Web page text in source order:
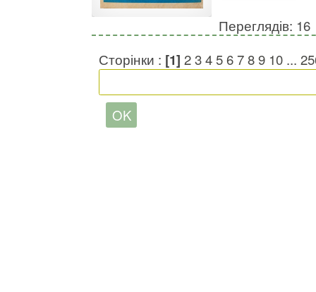
Переглядів: 16
Сторінки : [1] 23456789 10 ...